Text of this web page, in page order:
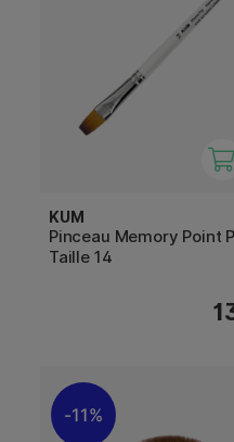
KUM
Pinceau Memory Point
Taille 14
11%